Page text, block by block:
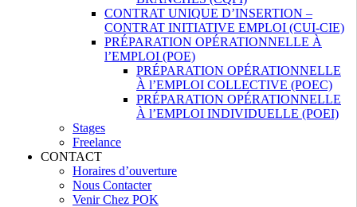
CONTRAT UNIQUE D’INSERTION –
CONTRAT INITIATIVE EMPLOI (CUI-CIE)
PRÉPARATION OPÉRATIONNELLE À
l’EMPLOI (POE)
PRÉPARATION OPÉRATIONNELLE
À l’EMPLOI COLLECTIVE (POEC)
PRÉPARATION OPÉRATIONNELLE
À l’EMPLOI INDIVIDUELLE (POEI)
Stages
Freelance
CONTACT
Horaires d’ouverture
Nous Contacter
Venir Chez POK